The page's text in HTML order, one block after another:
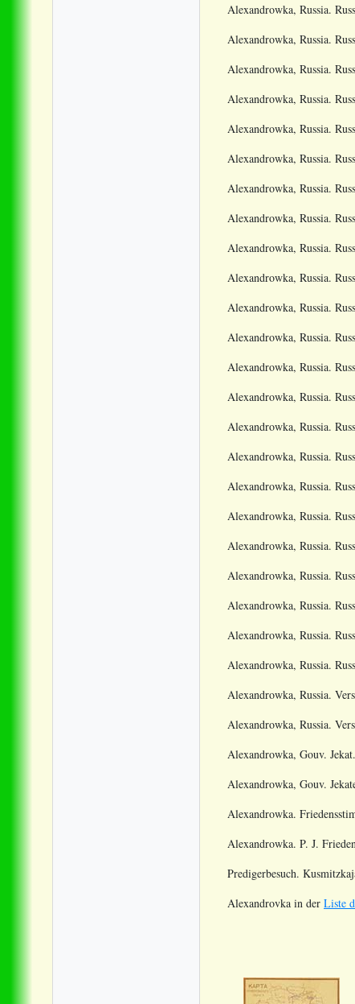
Alexandrowka, Russia.
Alexandrowka, Russia.
Alexandrowka, Russia.
Alexandrowka, Russia.
Alexandrowka, Russia.
Alexandrowka, Russia.
Alexandrowka, Russia.
Alexandrowka, Russia.
Alexandrowka, Russia.
Alexandrowka, Russia.
Alexandrowka, Russia.
Alexandrowka, Russia.
Alexandrowka, Russia.
Alexandrowka, Russia.
Alexandrowka, Russia.
Alexandrowka, Russia.
Alexandrowka, Russia.
Alexandrowka, Russia.
Alexandrowka, Russia.
Alexandrowka, Russia.
Alexandrowka, Russia.
Alexandrowka, Russia.
Alexandrowka, Russia.
Alexandrowka, Russia.
Alexandrowka, Russia.
Alexandrowka, Gouv.
Alexandrowka, Gouv.
Alexandrowka.
Alexandrowka. P. J.
Predigerbesuch.
Alexandrovka in der Liste